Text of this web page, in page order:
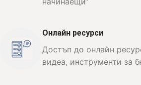
Oнлайн ресурси
Достъп до онлайн
видеа, инструменти за